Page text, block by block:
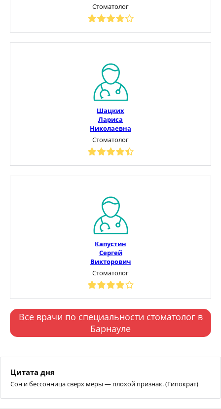
Стоматолог
Шацких
Лариса
Николаевна
Стоматолог
Капустин
Сергей
Викторович
Стоматолог
Все врачи по специальности стоматолог в
Барнауле
Цитата дня
Сон и бессонница сверх меры — плохой признак. (Гипократ)